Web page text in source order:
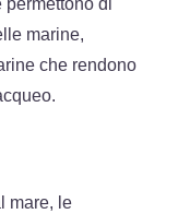
marine,
che rendono
mare, le